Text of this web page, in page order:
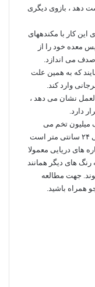
دهد ، بازوی دیگری
این کار با مکنده‏های
معده خود را از
می ‏اندازد.
که به همین علت
وارد کند.
نشان می ‏دهد ،
دارد.
میلیون تخم می
‏گذارند. قطر بدن ستاره های دریایی بین ۱۲ الی ۲۴ سانتی متر است
های دریایی معمولا
های دیگر همانند
جهت مطالعه
همراه باشید.